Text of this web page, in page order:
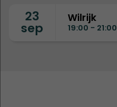
23
sep
Wilrijk
19:00 - 21:00